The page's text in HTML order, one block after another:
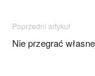
Poprzedni artykuł
Nie przegrać